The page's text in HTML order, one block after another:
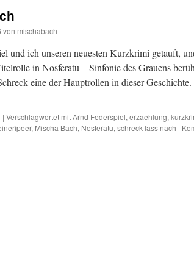
von mischabach
und ich unseren neuesten Kurzkrimi getauft,
in Nosferatu – Sinfonie des Grauens
eine der Hauptrollen in dieser
| Verschlagwortet mitArnd Federspiel, erzaehlung,
, Mischa Bach, Nosferatu, schreck lass nach |